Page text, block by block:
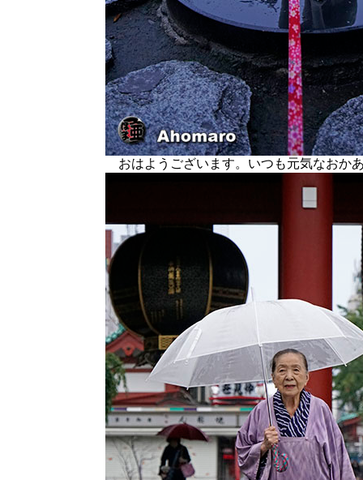
おはようございます。いつも元気なおか